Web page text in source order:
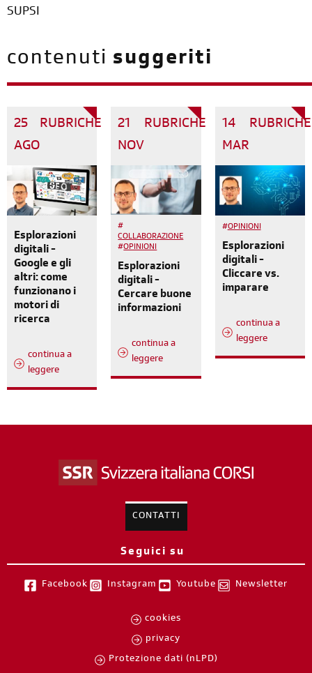
SUPSI
contenuti suggeriti
25
AGO
RUBRICHE
Esplorazioni
digitali -
Google e gli
altri: come
funzionano i
motori di
ricerca
continua a
leggere
21
NOV
RUBRICHE
#
COLLABORAZIONE
#OPINIONI
Esplorazioni
digitali -
Cercare buone
informazioni
continua a
leggere
14
MAR
RUBRICHE
#OPINIONI
Esplorazioni
digitali -
Cliccare vs.
imparare
continua a
leggere
CONTATTI
Seguici su
Facebook Instagram Youtube Newsletter
cookies
privacy
Protezione dati (nLPD)